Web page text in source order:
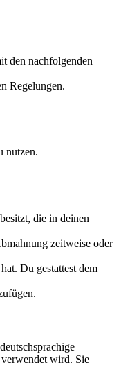
den nachfolgenden
Regelungen.
nutzen.
die in deinen
zeitweise oder
Du gestattest dem
wird. Sie